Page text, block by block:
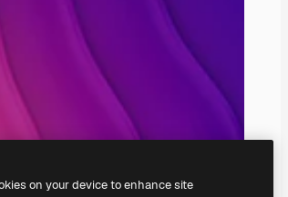
on your device to enhance site